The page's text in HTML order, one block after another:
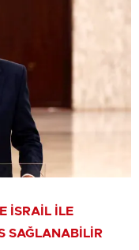
İSRAİL İLE
SAĞLANABİLİR